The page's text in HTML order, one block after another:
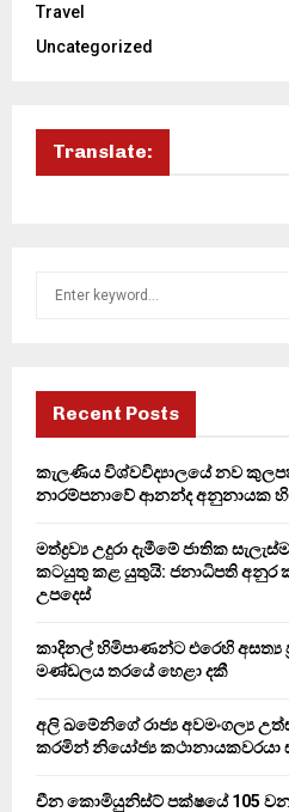
Travel
Uncategorized
Translate:
f
r
Recent Posts
කැලණිය විශ්වවිද්‍යාලයේ නව
නාරම්පනාවේ ආනන්ද අනුනායක
මත්ද්‍රව්‍ය උදුරා දැමීමේ ජාතික
කටයුතු කළ යුතුයි: ජනාධිපති අනුර
උපදෙස්
කාදිනල් හිමිපාණන්ට එරෙහි අසත්‍ය
මණ්ඩලය තරයේ හෙළා දකී
අලි ඛමේනිගේ රාජ්‍ය අවමංගල්‍ය
කරමින් නියෝජ්‍ය කථානායකවරයා
චීන කොමියුනිස්ට් පක්ෂයේ 105 වන